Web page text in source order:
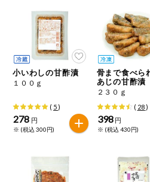
PC版サイトを表示
テキスト注文サイトを表示
お問い合わせ
衣料品
趣味・娯楽
先着限定企画
スマート・ワ
ン注文
小いわしの甘酢漬
１００ｇ
( 5)
278 円
※ (税込 300円)
骨まで食べら
あじの甘酢漬
２３０ｇ
( 28)
398 円
※ (税込 430円)